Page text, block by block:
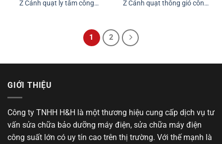
Z Cánh quạt ly tâm công
Z Cánh quạt thông gió công
1 2
GIỚI THIỆU
Công ty TNHH H&H là một thương hiệu cung cấp dịch vụ tư
vấn sửa chữa bảo dưỡng máy điện, sửa chữa máy điện
công suất lớn có uy tín cao trên thị trường. Với thế mạnh là